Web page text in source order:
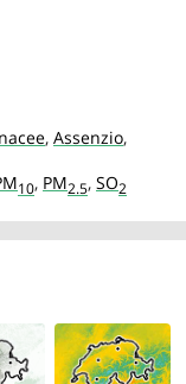
, Assenzio,
10, PM2.5, SO2